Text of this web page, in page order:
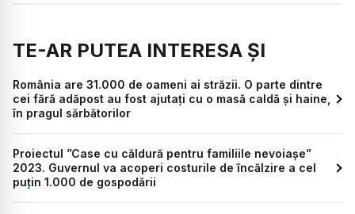
TE-AR PUTEA INTERESA ȘI
România are 31.000 de oameni ai străzii. O parte dintre
cei fără adăpost au fost ajutați cu o masă caldă și haine,
în pragul sărbătorilor
Proiectul ”Case cu căldură pentru familiile nevoiaşe”
2023. Guvernul va acoperi costurile de încălzire a cel
puțin 1.000 de gospodării